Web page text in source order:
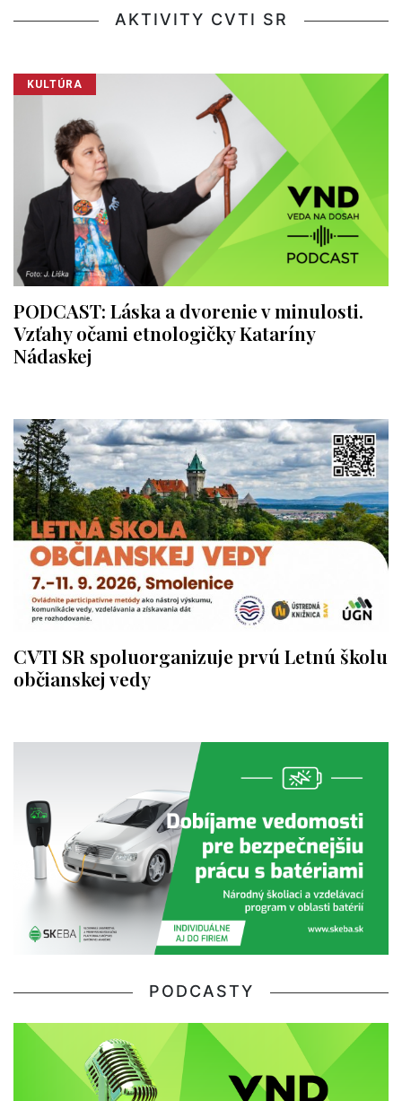
AKTIVITY CVTI SR
KULTÚRA
PODCAST: Láska a dvorenie v minulosti.
Vzťahy očami etnologičky Kataríny
Nádaskej
CVTI SR spoluorganizuje prvú Letnú školu
občianskej vedy
PODCASTY